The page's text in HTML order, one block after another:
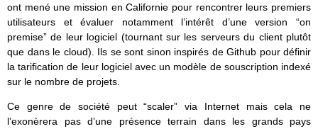
ont mené une mission en Californie pour rencontrer leurs premiers
utilisateurs et évaluer notamment l’intérêt d’une version “on
premise” de leur logiciel (tournant sur les serveurs du client plutôt
que dans le cloud). Ils se sont sinon inspirés de Github pour définir
la tarification de leur logiciel avec un modèle de souscription indexé
sur le nombre de projets.
Ce genre de société peut “scaler” via Internet mais cela ne
l’exonèrera pas d’une présence terrain dans les grands pays